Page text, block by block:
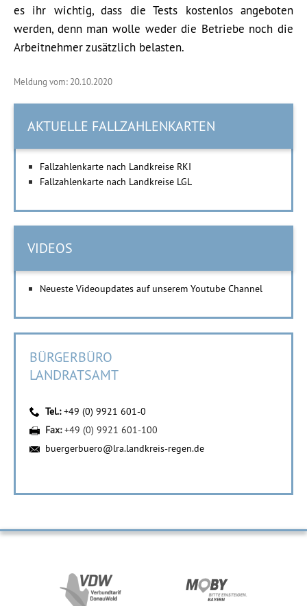
es ihr wichtig, dass die Tests kostenlos angeboten
werden, denn man wolle weder die Betriebe noch die
Arbeitnehmer zusätzlich belasten.
Meldung vom: 20.10.2020
AKTUELLE FALLZAHLENKARTEN
Fallzahlenkarte nach Landkreise RKI
Fallzahlenkarte nach Landkreise LGL
VIDEOS
Neueste Videoupdates auf unserem Youtube Channel
BÜRGERBÜRO
LANDRATSAMT
Tel.:+49 (0) 9921 601-0
Fax:+49 (0) 9921 601-100
buergerbuero@lra.landkreis-regen.de